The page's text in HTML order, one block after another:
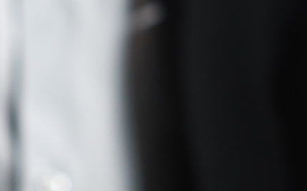
en onderhoudt?
je vertrouwen opbouwt,
absoluut niet, wat een
sales manager. Door de
te communiceren.